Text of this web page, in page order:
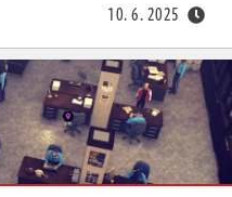
10. 6. 2025